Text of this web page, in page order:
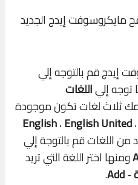
مايكروسوفت إيدج الجديد
إيدج قم بالتوجه إلي
إلياللغات
ثلاث لغات تكون موجودة
English،English United
من اللغات قم بالتوجة إلي
ومنها اختر اللغة التي تريد
-
Add
.